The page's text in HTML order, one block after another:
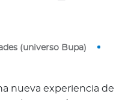
(universo Bupa)
nueva experiencia de